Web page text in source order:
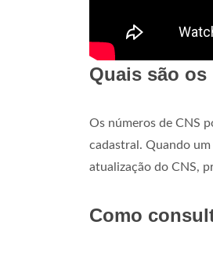
Quais são os
Os números de CNS
cadastral. Quando
atualização do CNS,
Como